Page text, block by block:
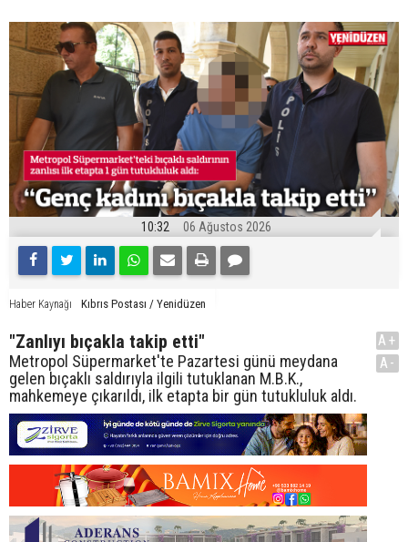
10:32 06 Ağustos 2026
Haber Kaynağı Kıbrıs Postası / Yenidüzen
"Zanlıyı bıçakla takip etti"
Metropol Süpermarket'te Pazartesi günü meydana
gelen bıçaklı saldırıyla ilgili tutuklanan M.B.K.,
mahkemeye çıkarıldı, ilk etapta bir gün tutukluluk aldı.
A+
A-